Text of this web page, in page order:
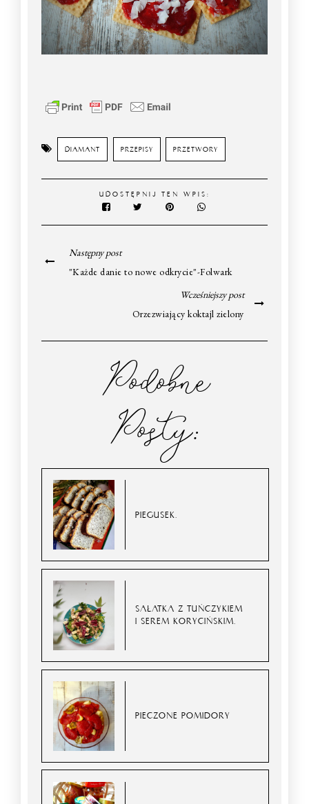
DIAMANT PRZEPISY PRZETWORY
UDOSTĘPNIJ TEN WPIS:
Następny post
"Każde danie to nowe odkrycie"-Folwark
Wcześniejszy post
Orzezwiający koktajl zielony
Podobne
Posty:
PIEGUSEK.
SAŁATKA Z TUŃCZYKIEM
I SEREM KORYCIŃSKIM.
PIECZONE POMIDORY